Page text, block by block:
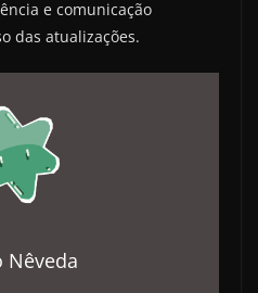
e comunicação
das atualizações.
Nêveda